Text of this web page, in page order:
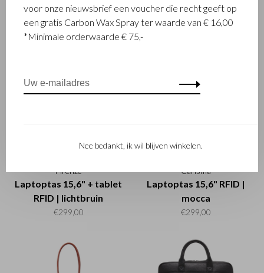
Nappa X
Victor laptoprugzak 15,6"
+ tablet RFID | zwart
Onyx
November weekender
Firenze
Laptoptas 15,6" + tablet
RFID | lichtbruin
€299,00
Carisma
Laptoptas 15,6" RFID |
mocca
€299,00
voor onze nieuwsbrief een voucher die recht geeft op
een gratis Carbon Wax Spray ter waarde van € 16,00
*Minimale orderwaarde € 75,-
Nee bedankt, ik wil blijven winkelen.